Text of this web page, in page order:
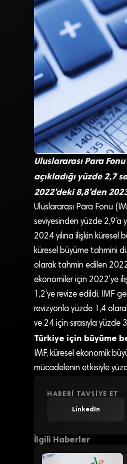
Uluslararası Para
açıkladığı yüzde 2,7
2022’deki 8,8’den
Uluslararası Para Fonu
seviyesinden yüzde
2024 yılına ilişkin küresel
küresel büyüme tahmini
olarak tahmin edilen 2022
ekonomiler için 2022’ye
1,2’ye revize edildi. IMF
revizyonla yüzde 1,4
ve 24 için sırasıyla yüzde
Türkiye için büyüme
IMF, küresel ekonomik
mücadelenin etkisiyle
HABERI TAVSIYE ET
LinkedIn
İlgili Haberler